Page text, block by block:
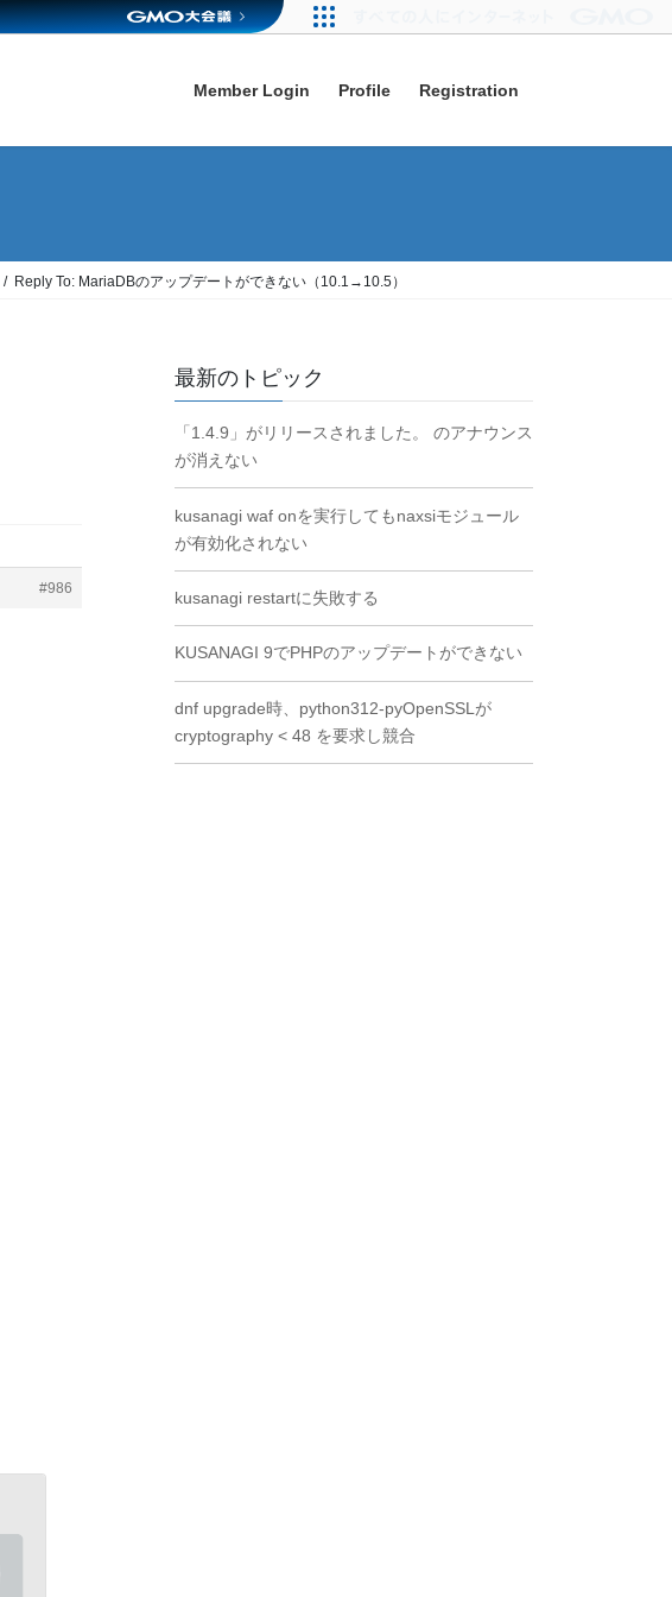
Member Login Profile Registration
Reply To: MariaDBのアップデートができない（10.1→10.5）
#986
最新のトピック
「1.4.9」がリリースされました。 のアナウンス
が消えない
kusanagi waf onを実行してもnaxsiモジュール
が有効化されない
kusanagi restartに失敗する
KUSANAGI 9でPHPのアップデートができない
dnf upgrade時、python312-pyOpenSSLが
cryptography < 48 を要求し競合